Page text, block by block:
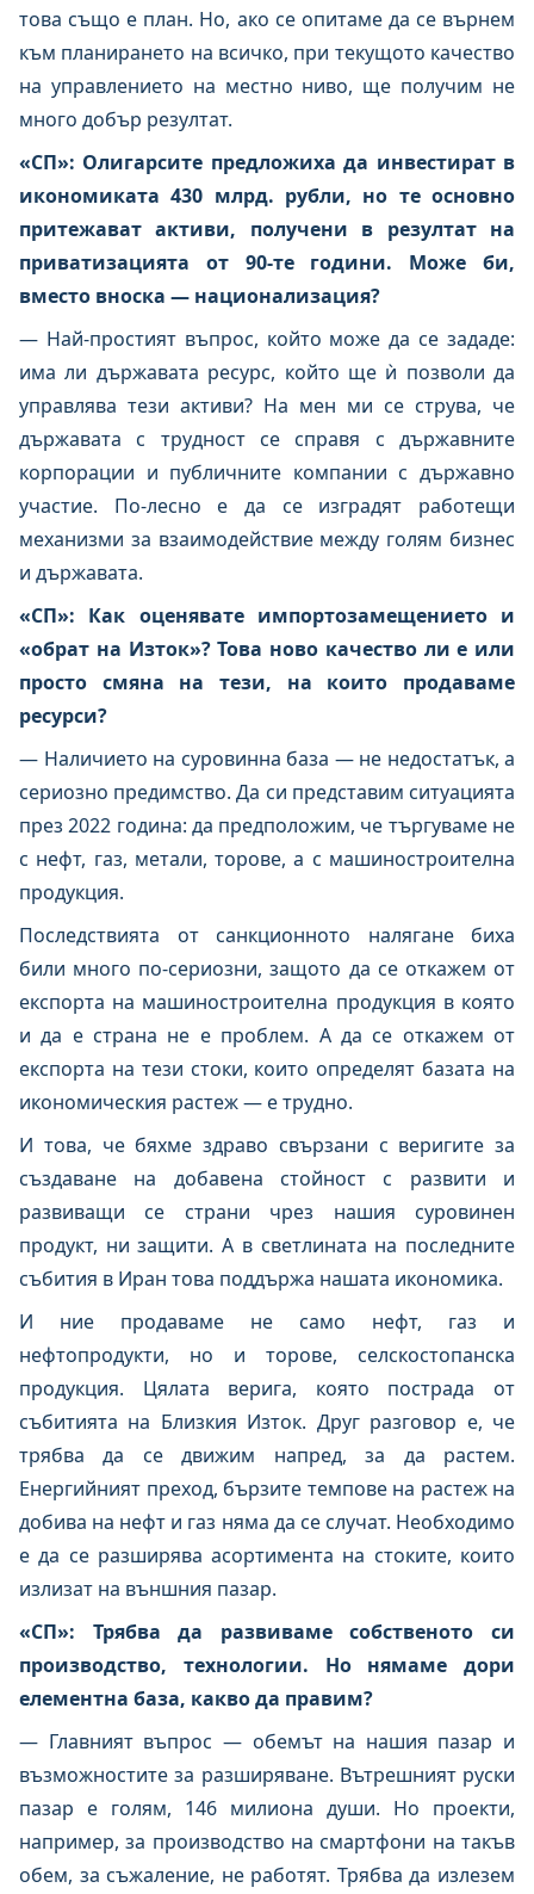
това също е план. Но, ако се опитаме да се върнем
към планирането на всичко, при текущото качество
на управлението на местно ниво, ще получим не
много добър резултат.
«СП»: Олигарсите предложиха да инвестират в
икономиката 430 млрд. рубли, но те основно
притежават активи, получени в резултат на
приватизацията от 90-те години. Може би,
вместо вноска — национализация?
— Най-простият въпрос, който може да се зададе:
има ли държавата ресурс, който ще ѝ позволи да
управлява тези активи? На мен ми се струва, че
държавата с трудност се справя с държавните
корпорации и публичните компании с държавно
участие. По-лесно е да се изградят работещи
механизми за взаимодействие между голям бизнес
и държавата.
«СП»: Как оценявате импортозамещението и
«обрат на Изток»? Това ново качество ли е или
просто смяна на тези, на които продаваме
ресурси?
— Наличието на суровинна база — не недостатък, а
сериозно предимство. Да си представим ситуацията
през 2022 година: да предположим, че търгуваме не
с нефт, газ, метали, торове, а с машиностроителна
продукция.
Последствията от санкционното налягане биха
били много по-сериозни, защото да се откажем от
експорта на машиностроителна продукция в която
и да е страна не е проблем. А да се откажем от
експорта на тези стоки, които определят базата на
икономическия растеж — е трудно.
И това, че бяхме здраво свързани с веригите за
създаване на добавена стойност с развити и
развиващи се страни чрез нашия суровинен
продукт, ни защити. А в светлината на последните
събития в Иран това поддържа нашата икономика.
И ние продаваме не само нефт, газ и
нефтопродукти, но и торове, селскостопанска
продукция. Цялата верига, която пострада от
събитията на Близкия Изток. Друг разговор е, че
трябва да се движим напред, за да растем.
Енергийният преход, бързите темпове на растеж на
добива на нефт и газ няма да се случат. Необходимо
е да се разширява асортимента на стоките, които
излизат на външния пазар.
«СП»: Трябва да развиваме собственото си
производство, технологии. Но нямаме дори
елементна база, какво да правим?
— Главният въпрос — обемът на нашия пазар и
възможностите за разширяване. Вътрешният руски
пазар е голям, 146 милиона души. Но проекти,
например, за производство на смартфони на такъв
обем, за съжаление, не работят. Трябва да излезем